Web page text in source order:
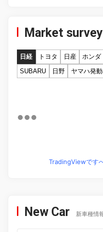
Market survey
日経 トヨタ 日産 ホンダ
SUBARU
日野 ヤマハ発
TradingViewです
New Car 新車種情